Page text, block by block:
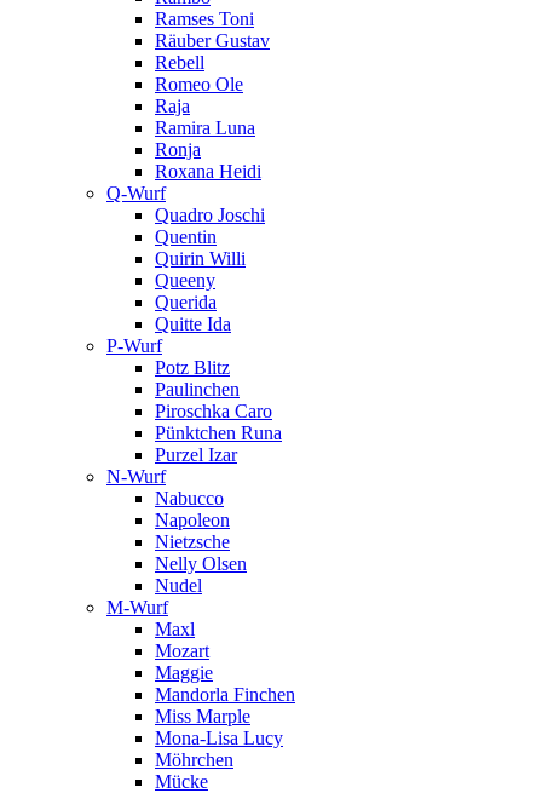
Ramses Toni
Räuber Gustav
Rebell
Romeo Ole
Raja
Ramira Luna
Ronja
Roxana Heidi
Q-Wurf
Quadro Joschi
Quentin
Quirin Willi
Queeny
Querida
Quitte Ida
P-Wurf
Potz Blitz
Paulinchen
Piroschka Caro
Pünktchen Runa
Purzel Izar
N-Wurf
Nabucco
Napoleon
Nietzsche
Nelly Olsen
Nudel
M-Wurf
Maxl
Mozart
Maggie
Mandorla Finchen
Miss Marple
Mona-Lisa Lucy
Möhrchen
Mücke